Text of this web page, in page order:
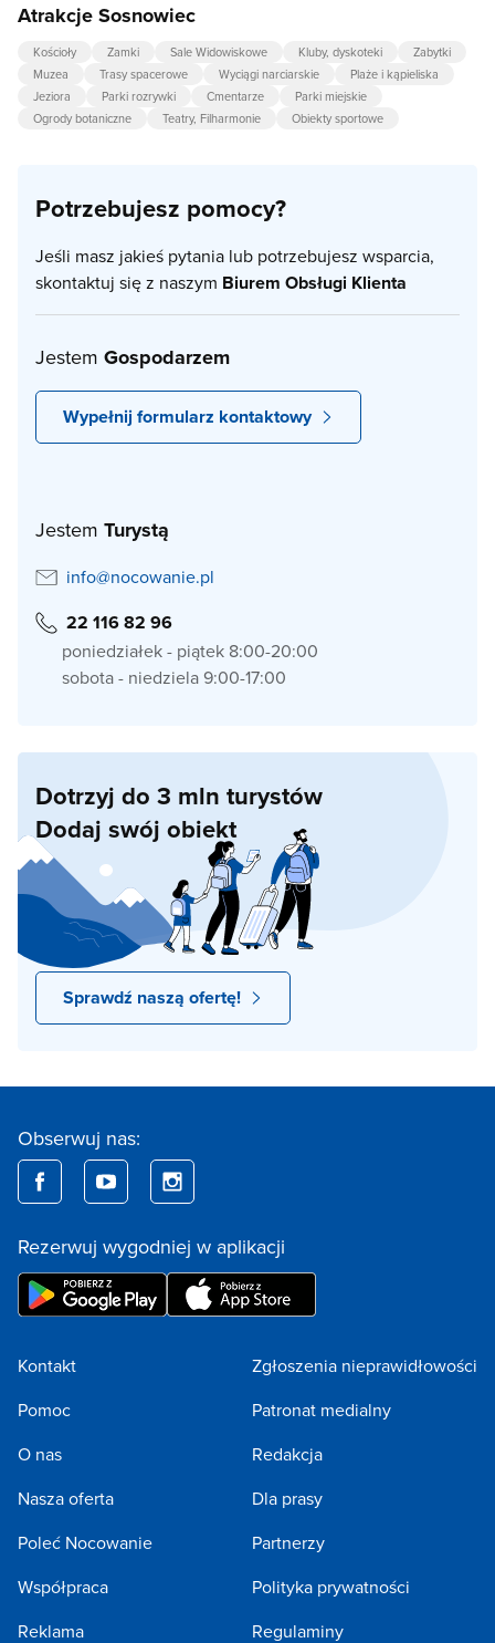
Atrakcje Sosnowiec
Kościoły Zamki Sale Widowiskowe Kluby, dyskoteki
Zabytki
Muzea
Trasy spacerowe Wyciągi narciarskie
Plaże i kąpieliska
Jeziora
Parki rozrywki Cmentarze
Parki miejskie
Ogrody botaniczne
Teatry, Filharmonie Obiekty sportowe
Potrzebujesz pomocy?
Jeśli masz jakieś pytania lub potrzebujesz wsparcia,
skontaktuj się z naszym Biurem Obsługi Klienta
Jestem Gospodarzem
Wypełnij formularz kontaktowy
Jestem Turystą
info@nocowanie.pl
22 116 82 96
poniedziałek - piątek 8:00-20:00
sobota - niedziela 9:00-17:00
Dotrzyj do 3 mln turystów
Dodaj swój obiekt
Sprawdź naszą ofertę!
Obserwuj nas:
Rezerwuj wygodniej w aplikacji
Kontakt
Pomoc
O nas
Nasza oferta
Poleć Nocowanie
Współpraca
Reklama
Zgłoszenia nieprawidłowości
Patronat medialny
Redakcja
Dla prasy
Partnerzy
Polityka prywatności
Regulaminy